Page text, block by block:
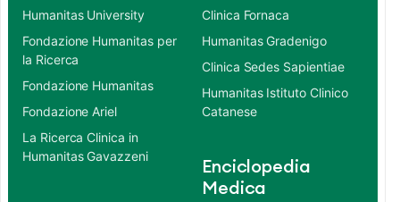
Humanitas University
Fondazione Humanitas per
la Ricerca
Fondazione Humanitas
Fondazione Ariel
La Ricerca Clinica in
Humanitas Gavazzeni
Clinica Fornaca
Humanitas Gradenigo
Clinica Sedes Sapientiae
Humanitas Istituto Clinico
Catanese
Enciclopedia
Medica